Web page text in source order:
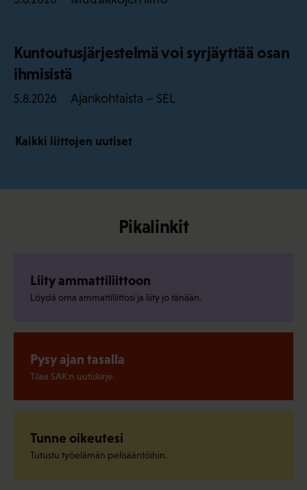
Kuntoutusjärjestelmä voi syrjäyttää osan
ihmisistä
5.8.2026 Ajankohtaista – SEL
Kaikki liittojen uutiset
Pikalinkit
Liity ammattiliittoon
Löydä oma ammattiliittosi ja liity jo tänään.
Pysy ajan tasalla
Tilaa SAK:n uutiskirje.
Tunne oikeutesi
Tutustu työelämän pelisääntöihin.